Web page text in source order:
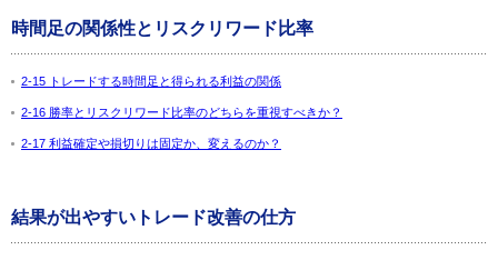
時間足の関係性とリスクリワード比率
2-15 トレードする時間足と得られる利益の関係
2-16 勝率とリスクリワード比率のどちらを重視すべきか？
2-17 利益確定や損切りは固定か、変えるのか？
結果が出やすいトレード改善の仕方